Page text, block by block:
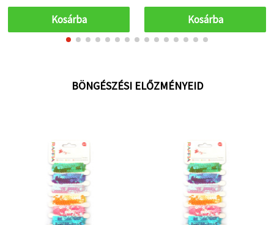
jelmezekhez és
ezüst)
Kosárba Kosárba
BÖNGÉSZÉSI ELŐZMÉNYEID